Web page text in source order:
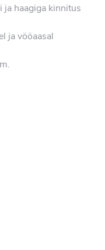
ja haagiga kinnitus
ja vööaasal